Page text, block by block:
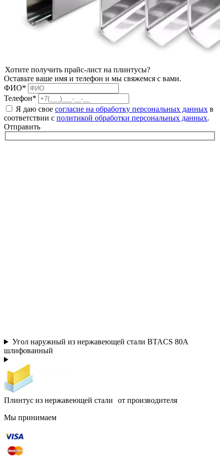
Хотите получить прайс-лист на плинтусы?
Оставьте ваше имя и телефон и мы свяжемся с вами.
ФИО*
Телефон*
Я даю свое согласие на обработку персональных данных в
соответствии с политикой обработки персональных данных.
Отправить
Угол наружный из нержавеющей стали BTACS 80А
шлифованный
Плинтус из нержавеющей стали от производителя
Мы принимаем